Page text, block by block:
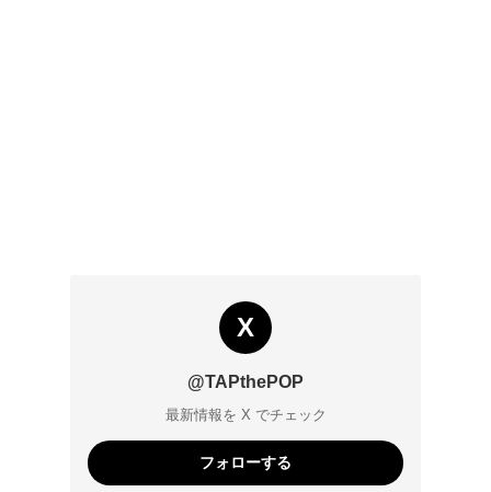
X
@TAPthePOP
最新情報を X でチェック
フォローする